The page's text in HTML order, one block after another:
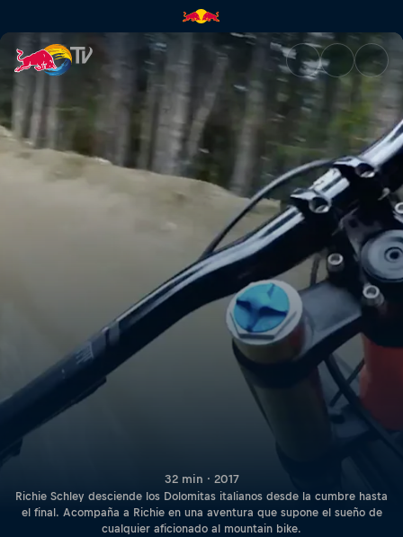
Descenso de los Dolomitas |
32 min · 2017
Richie Schley desciende los Dolomitas italianos desde la cumbre hasta
el final. Acompaña a Richie en una aventura que supone el sueño de
cualquier aficionado al mountain bike.